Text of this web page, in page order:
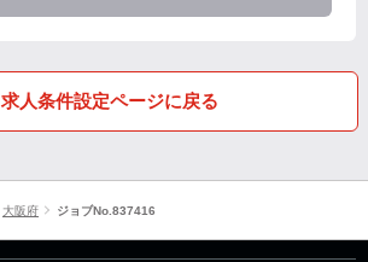
求人条件設定ページに戻る
大阪府 ジョブNo.837416